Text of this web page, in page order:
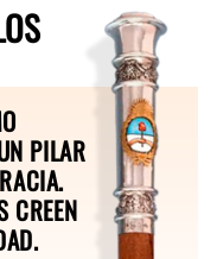
PILAR
CREEN